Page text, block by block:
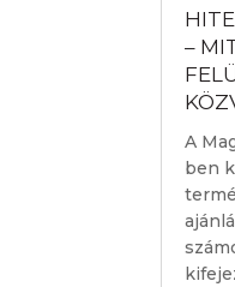
–
A
ben